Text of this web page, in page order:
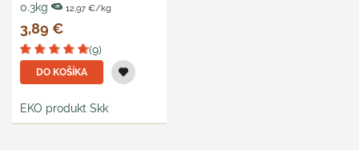
0.3kg 12,97 €/kg
3,89 €
(9)
DO KOŠÍKA
EKO produkt Skk